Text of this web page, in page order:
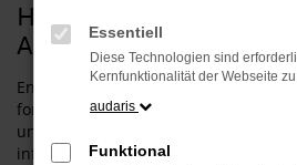
Hyundai i10 – unsere
Augsburg
Entscheiden Sie sich für einen
fortan bestens motorisiert durch
uns als Experten für diesen
informieren Sie gern über die vielen
Essentiell
Diese Technologien sind
Kernfunktionalität der Webseite
audaris
Funktional